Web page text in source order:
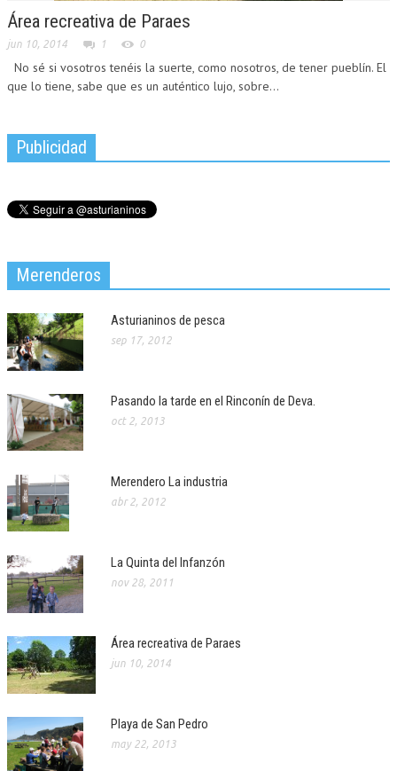
Área recreativa de Paraes
jun 10, 2014 1 0
No sé si vosotros tenéis la suerte, como nosotros, de tener pueblín. El
que lo tiene, sabe que es un auténtico lujo, sobre...
Publicidad
Merenderos
Asturianinos de pesca
sep 17, 2012
Pasando la tarde en el Rinconín de Deva.
oct 2, 2013
Merendero La industria
abr 2, 2012
La Quinta del Infanzón
nov 28, 2011
Área recreativa de Paraes
jun 10, 2014
Playa de San Pedro
may 22, 2013